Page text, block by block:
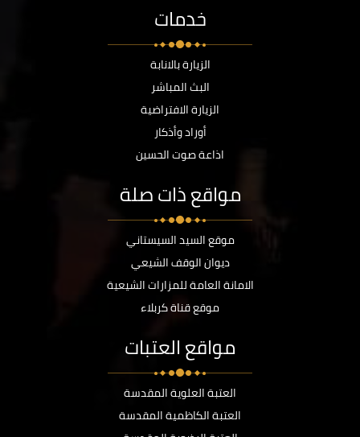
خدمات
الزيارة بالانابة
البث المباشر
الزيارة الافتراضية
أوراد وأذكار
اذاعة صوت الحسين
مواقع ذات صلة
موقع السيد السيستاني
ديوان الوقف الشيعي
الامانة العامة للمزارات الشيعية
موقع قناة كربلاء
مواقع العتبات
العتبة العلوية المقدسة
العتبة الكاظمية المقدسة